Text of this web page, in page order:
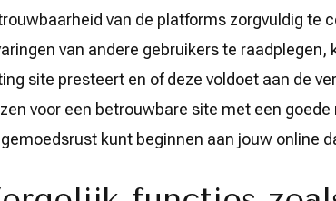
van de platforms zorgvuldig te
van andere gebruikers te raadplegen,
site presteert en of deze voldoet aan de
voor een betrouwbare site met een
kunt beginnen aan jouw online